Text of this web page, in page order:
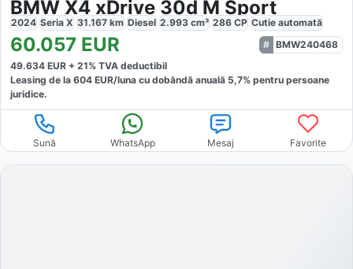
BMW X4 xDrive 30d M Sport
2024 Seria X 31.167 km Diesel 2.993 cm³ 286 CP Cutie automată
60.057 EUR
BMW240468
49.634 EUR + 21% TVA deductibil
Leasing de la 604 EUR/luna cu dobăndă anuală 5,7% pentru persoane
juridice.
Sună WhatsApp Mesaj Favorite